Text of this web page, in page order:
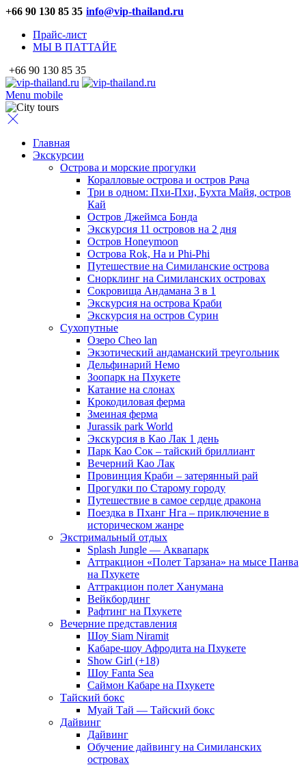
+66 90 130 85 35 info@vip-thailand.ru
Прайс-лист
МЫ В ПАТТАЙЕ
+66 90 130 85 35
Menu mobile
Главная
Экскурсии
Острова и морские прогулки
Коралловые острова и остров Рача
Три в одном: Пхи-Пхи, Бухта Майя, остров
Кай
Остров Джеймса Бонда
Экскурсия 11 островов на 2 дня
Остров Honeymoon
Острова Rok, Ha и Phi-Phi
Путешествие на Симиланские острова
Снорклинг на Симиланских островах
Сокровища Андамана 3 в 1
Экскурсия на острова Краби
Экскурсия на остров Сурин
Сухопутные
Озеро Cheo lan
Экзотический андаманский треугольник
Дельфинарий Немо
Зоопарк на Пхукете
Катание на слонах
Крокодиловая ферма
Змеиная ферма
Jurassik park World
Экскурсия в Као Лак 1 день
Парк Као Сок – тайский бриллиант
Вечерний Као Лак
Провинция Краби – затерянный рай
Прогулки по Старому городу
Путешествие в самое сердце дракона
Поездка в Пханг Нга – приключение в
историческом жанре
Экстримальный отдых
Splash Jungle — Аквапарк
Аттракцион «Полет Тарзана» на мысе Панва
на Пхукете
Аттракцион полет Ханумана
Вейкбординг
Рафтинг на Пхукете
Вечерние представления
Шоу Siam Niramit
Кабаре-шоу Афродита на Пхукете
Show Girl (+18)
Шоу Fanta Sea
Саймон Кабаре на Пхукете
Тайский бокс
Муай Тай — Тайский бокс
Дайвинг
Дайвинг
Обучение дайвингу на Симиланских
островах